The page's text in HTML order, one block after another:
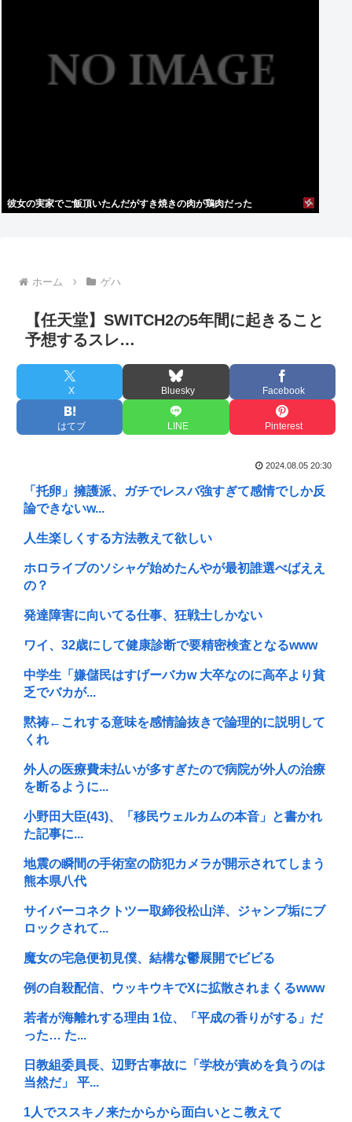
彼女の実家でご飯頂いたんだがすき焼きの肉が鶏肉だった
ホーム ゲハ
【任天堂】SWITCH2の5年間に起きること
予想するスレ…
X Bluesky Facebook
はてブ LINE Pinterest
2024.08.05 20:30
「托卵」擁護派、ガチでレスバ強すぎて感情でしか反
論できないw...
人生楽しくする方法教えて欲しい
ホロライブのソシャゲ始めたんやが最初誰選べばええ
の？
発達障害に向いてる仕事、狂戦士しかない
ワイ、32歳にして健康診断で要精密検査となるwww
中学生「嫌儲民はすげーバカw 大卒なのに高卒より貧
乏でバカが...
黙祷←これする意味を感情論抜きで論理的に説明して
くれ
外人の医療費未払いが多すぎたので病院が外人の治療
を断るように...
小野田大臣(43)、「移民ウェルカムの本音」と書かれ
た記事に...
地震の瞬間の手術室の防犯カメラが開示されてしまう
熊本県八代
サイバーコネクトツー取締役松山洋、ジャンプ垢にブ
ロックされて...
魔女の宅急便初見僕、結構な鬱展開でビビる
例の自殺配信、ウッキウキでXに拡散されまくるwww
若者が海離れする理由 1位、「平成の香りがする」だ
った… た...
日教組委員長、辺野古事故に「学校が責めを負うのは
当然だ」 平...
1人でススキノ来たからから面白いとこ教えて